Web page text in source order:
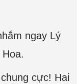
ngay Lý
cực! Hai